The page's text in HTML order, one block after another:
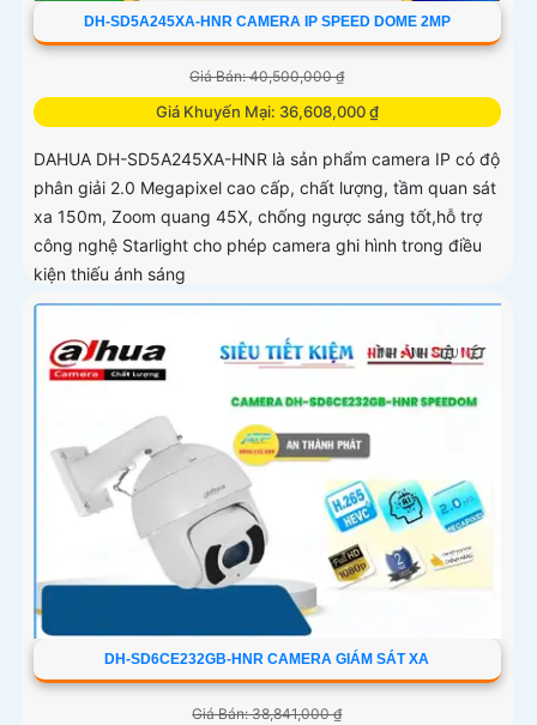
DH-SD5A245XA-HNR CAMERA IP SPEED DOME 2MP
Giá Bán: 40,500,000 ₫
Giá Khuyến Mại: 36,608,000 ₫
DAHUA DH-SD5A245XA-HNR là sản phẩm camera IP có độ
phân giải 2.0 Megapixel cao cấp, chất lượng, tầm quan sát
xa 150m, Zoom quang 45X, chống ngược sáng tốt,hỗ trợ
công nghệ Starlight cho phép camera ghi hình trong điều
kiện thiếu ánh sáng
DH-SD6CE232GB-HNR CAMERA GIÁM SÁT XA
Giá Bán: 38,841,000 ₫